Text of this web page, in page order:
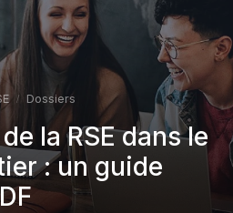
Dossiers
la RSE dans le
: un guide